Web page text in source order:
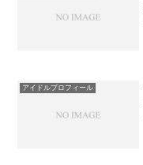
アイドルプロフィール